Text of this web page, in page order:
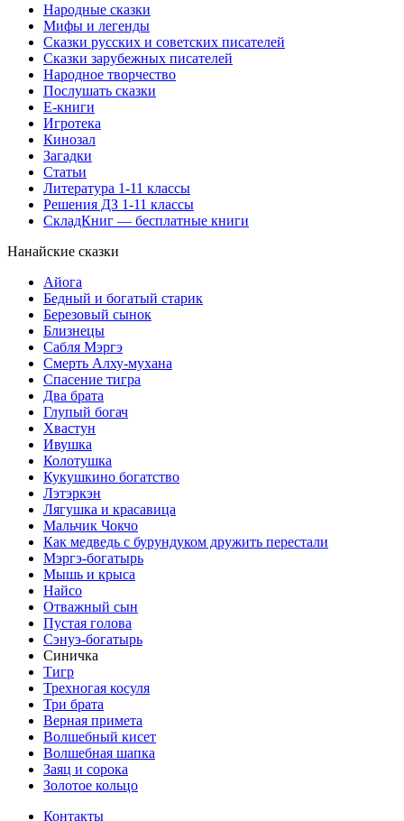
Народные сказки
Мифы и легенды
Сказки русских и советских писателей
Сказки зарубежных писателей
Народное творчество
Послушать сказки
Е-книги
Игротека
Кинозал
Загадки
Статьи
Литература 1-11 классы
Решения ДЗ 1-11 классы
СкладКниг — бесплатные книги
Нанайские сказки
Айога
Бедный и богатый старик
Березовый сынок
Близнецы
Сабля Мэргэ
Смерть Алху-мухана
Спасение тигра
Два брата
Глупый богач
Хвастун
Ивушка
Колотушка
Кукушкино богатство
Лэтэркэн
Лягушка и красавица
Мальчик Чокчо
Как медведь с бурундуком дружить перестали
Мэргэ-богатырь
Мышь и крыса
Найсо
Отважный сын
Пустая голова
Сэнуэ-богатырь
Синичка
Тигр
Трехногая косуля
Три брата
Верная примета
Волшебный кисет
Волшебная шапка
Заяц и сорока
Золотое кольцо
Контакты